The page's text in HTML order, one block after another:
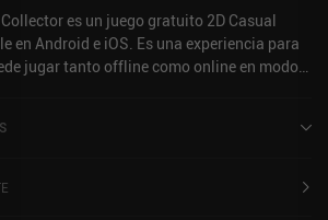
es un juego gratuito 2D Casual
en Android e iOS. Es una experiencia para
jugar tanto offline como online en modo
una valoración actual de 4,8 sobre 5,0 en